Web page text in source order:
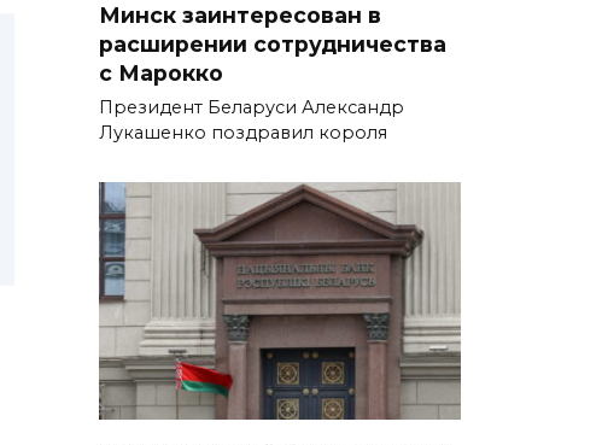
Минск заинтересован в
расширении сотрудничества
с Марокко
Президент Беларуси Александр
Лукашенко поздравил короля